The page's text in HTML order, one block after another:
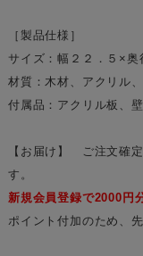
［製品仕様］
サイズ：幅２２．５×
材質：木材、アクリル
付属品：アクリル板、
【お届け】 ご注文確
す。
新規会員登録で2000円
ポイント付加のため、